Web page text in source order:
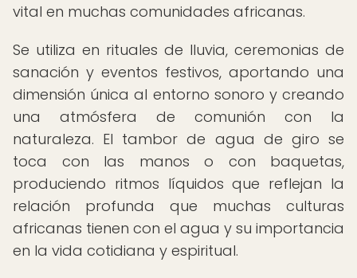
vital en muchas comunidades africanas.
Se utiliza en rituales de lluvia, ceremonias de
sanación y eventos festivos, aportando una
dimensión única al entorno sonoro y creando
una atmósfera de comunión con la
naturaleza. El tambor de agua de giro se
toca con las manos o con baquetas,
produciendo ritmos líquidos que reflejan la
relación profunda que muchas culturas
africanas tienen con el agua y su importancia
en la vida cotidiana y espiritual.